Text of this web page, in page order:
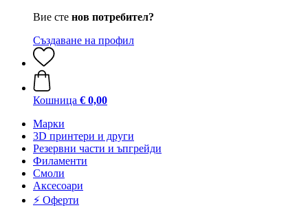
Вие сте нов потребител?
Създаване на профил
Кошница € 0,00
Mарки
3D принтери и други
Резервни части и ъпгрейди
Филаменти
Смоли
Аксесоари
⚡ Оферти